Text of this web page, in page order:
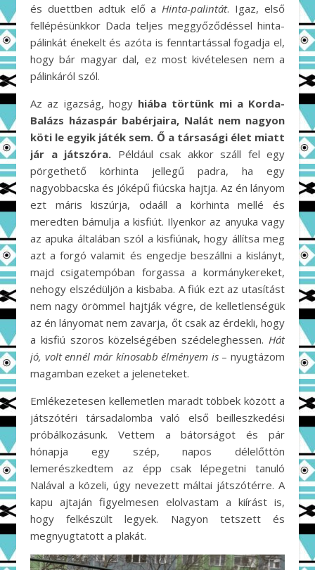
és duettben adtuk elő a Hinta-palintát. Igaz, első
fellépésünkkor Dada teljes meggyőződéssel hinta-
pálinkát énekelt és azóta is fenntartással fogadja el,
hogy bár magyar dal, ez most kivételesen nem a
pálinkáról szól.
Az az igazság, hogy hiába törtünk mi a Korda-
Balázs házaspár babérjaira, Nalát nem nagyon
köti le egyik játék sem. Ő a társasági élet miatt
jár a játszóra. Például csak akkor száll fel egy
pörgethető körhinta jellegű padra, ha egy
nagyobbacska és jóképű fiúcska hajtja. Az én lányom
ezt máris kiszúrja, odaáll a körhinta mellé és
meredten bámulja a kisfiút. Ilyenkor az anyuka vagy
az apuka általában szól a kisfiúnak, hogy állítsa meg
azt a forgó valamit és engedje beszállni a kislányt,
majd csigatempóban forgassa a kormánykereket,
nehogy elszédüljön a kisbaba. A fiúk ezt az utasítást
nem nagy örömmel hajtják végre, de kelletlenségük
az én lányomat nem zavarja, őt csak az érdekli, hogy
a kisfiú szoros közelségében szédeleghessen. Hát
jó, volt ennél már kínosabb élményem is– nyugtázom
magamban ezeket a jeleneteket.
Emlékezetesen kellemetlen maradt többek között a
játszótéri társadalomba való első beilleszkedési
próbálkozásunk. Vettem a bátorságot és pár
hónapja egy szép, napos délelőttön
lemerészkedtem az épp csak lépegetni tanuló
Nalával a közeli, úgy nevezett máltai játszótérre. A
kapu ajtaján figyelmesen elolvastam a kiírást is,
hogy felkészült legyek. Nagyon tetszett és
megnyugtatott a plakát.